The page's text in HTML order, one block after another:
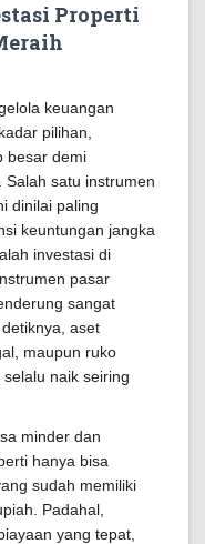
Properti
keuangan
pilihan,
besar demi
satu instrumen
dinilai paling
keuntungan jangka
investasi di
pasar
sangat
aset
maupun ruko
naik seiring
minder dan
hanya bisa
sudah memiliki
Padahal,
yang tepat,